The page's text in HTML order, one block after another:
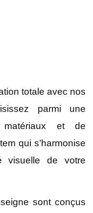
totale avec nos
parmi une
et de
qui s’harmonise
visuelle de votre
sont conçus